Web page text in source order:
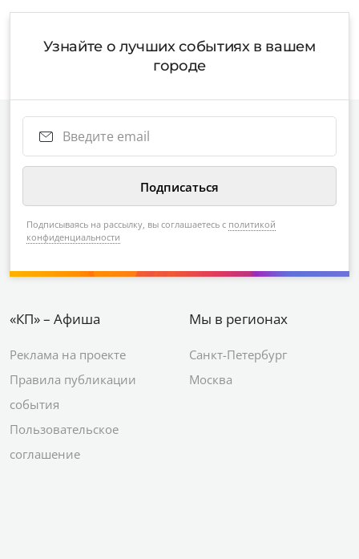
Узнайте о лучших событиях в вашем
городе
Подписываясь на рассылку, вы соглашаетесь с политикой
конфиденциальности
«КП» – Афиша
Реклама на проекте
Правила публикации
события
Пользовательское
соглашение
Мы в регионах
Санкт-Петербург
Москва